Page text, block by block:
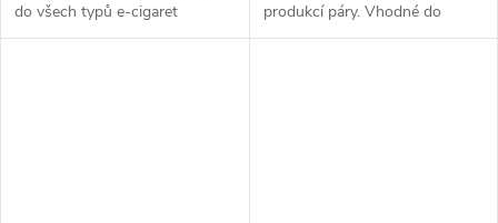
do všech typů e-cigaret
produkcí páry. Vhodné do
všech typů e-cigaret